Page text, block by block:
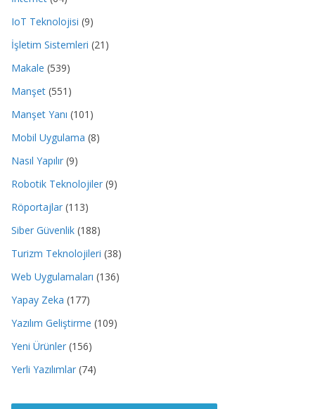
IoT Teknolojisi (9)
İşletim Sistemleri (21)
Makale (539)
Manşet (551)
Manşet Yanı (101)
Mobil Uygulama (8)
Nasıl Yapılır (9)
Robotik Teknolojiler (9)
Röportajlar (113)
Siber Güvenlik (188)
Turizm Teknolojileri (38)
Web Uygulamaları (136)
Yapay Zeka (177)
Yazılım Geliştirme (109)
Yeni Ürünler (156)
Yerli Yazılımlar (74)